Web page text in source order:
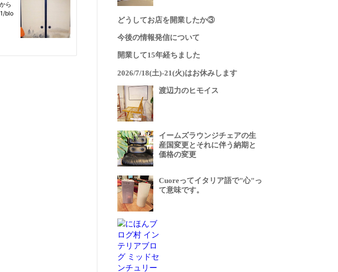
どうしてお店を開業したか③
今後の情報発信について
開業して15年経ちました
2026/7/18(土)-21(火)はお休みします
渡辺力のヒモイス
イームズラウンジチェアの生
産国変更とそれに伴う納期と
価格の変更
Cuoreってイタリア語で"心"っ
て意味です。